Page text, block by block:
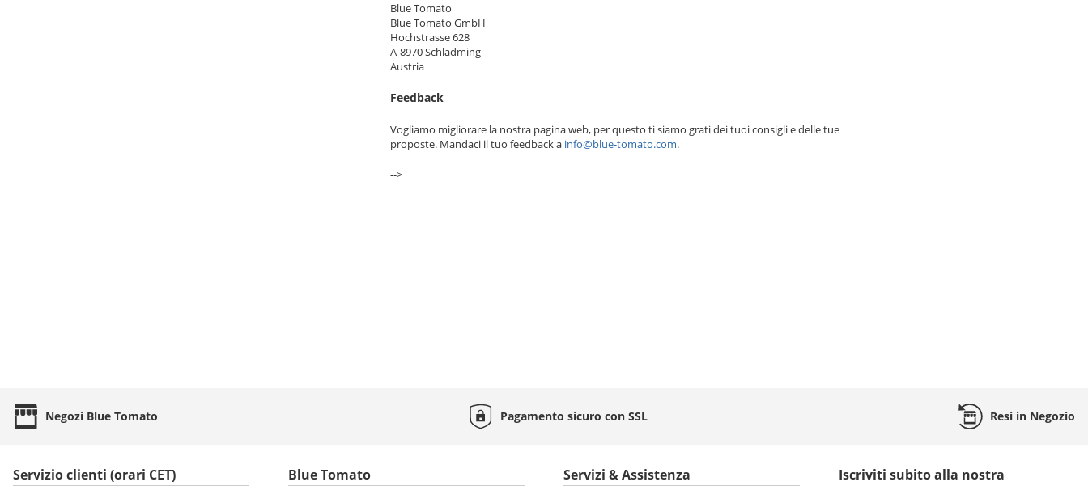
Blue Tomato
Blue Tomato GmbH
Hochstrasse 628
A-8970 Schladming
Austria
Feedback
Vogliamo migliorare la nostra pagina web, per questo ti siamo grati dei tuoi consigli e delle tue
proposte. Mandaci il tuo feedback a info@blue-tomato.com.
-->
Negozi Blue Tomato Pagamento sicuro con SSL Resiin Negozio
Servizio clienti (orari CET) Blue Tomato Servizi & Assistenza
Iscriviti subito alla nostra